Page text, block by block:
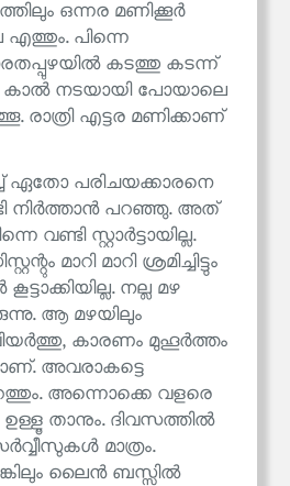
ഒന്നര മണിക്കൂർ
പിന്നെ
കടത്തു കടന്ന്
കാൽ നടയായി പോയാലെ
രാത്രി എട്ടര മണിക്കാണ്
ഏതോ പരിചയക്കാരനെ
നിർത്താൻ പറഞ്ഞു. അത്
വണ്ടി സ്റ്റാർട്ടായില്ല.
മാറി മാറി ശ്രമിച്ചിട്ടും
നല്ല മഴ
ആ മഴയിലും
കാരണം മുഹൂർത്തം
അവരാകട്ടെ
അന്നൊക്കെ വളരെ
താനും. ദിവസത്തിൽ
മാത്രം.
ലൈൻ ബസ്സിൽ